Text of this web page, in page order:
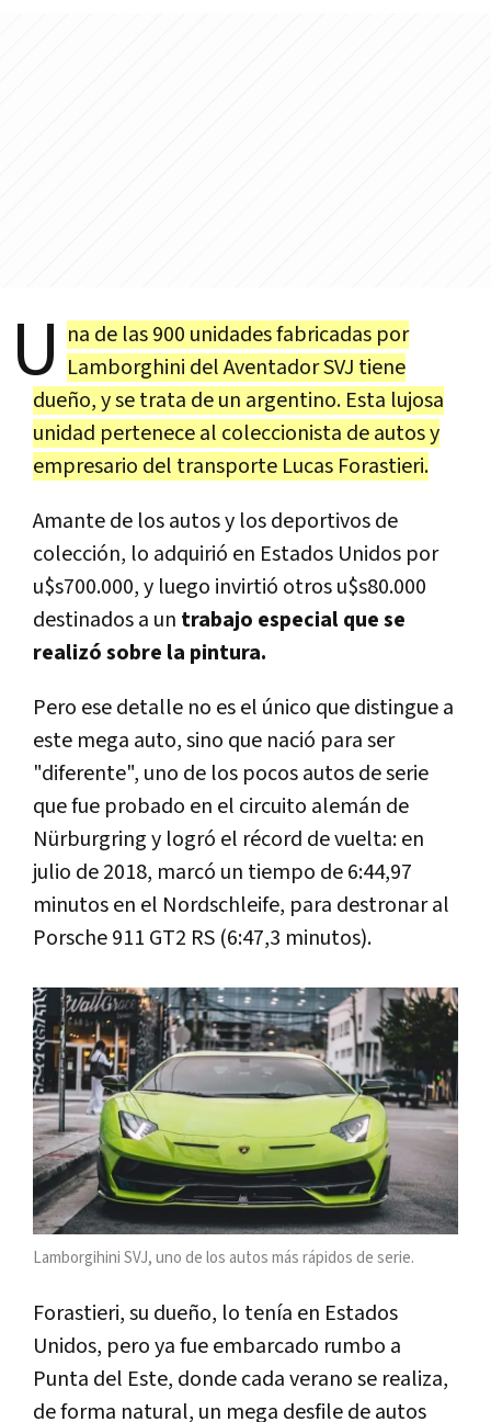
U na de las 900 unidades fabricadas por
Lamborghini del Aventador SVJ tiene
dueño, y se trata de un argentino. Esta lujosa
unidad pertenece al coleccionista de autos y
empresario del transporte Lucas Forastieri.
Amante de los autos y los deportivos de
colección, lo adquirió en Estados Unidos por
u$s700.000, y luego invirtió otros u$s80.000
destinados a un trabajo especial que se
realizó sobre la pintura.
Pero ese detalle no es el único que distingue a
este mega auto, sino que nació para ser
"diferente", uno de los pocos autos de serie
que fue probado en el circuito alemán de
Nürburgring y logró el récord de vuelta: en
julio de 2018, marcó un tiempo de 6:44,97
minutos en el Nordschleife, para destronar al
Porsche 911 GT2 RS (6:47,3 minutos).
Lamborgihini SVJ, uno de los autos más rápidos de serie.
Forastieri, su dueño, lo tenía en Estados
Unidos, pero ya fue embarcado rumbo a
Punta del Este, donde cada verano se realiza,
de forma natural, un mega desfile de autos